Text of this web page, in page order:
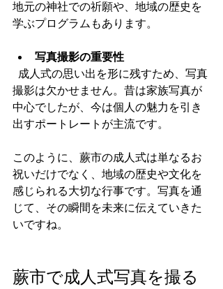
地元の神社での祈願や、地域の歴史を
学ぶプログラムもあります。
写真撮影の重要性
撮影は欠かせません。昔は家族写真が
中心でしたが、今は個人の魅力を引き
出すポートレートが主流です。
このように、蕨市の成人式は単なるお
祝いだけでなく、地域の歴史や文化を
感じられる大切な行事です。写真を通
じて、その瞬間を未来に伝えていきた
いですね。
蕨市で成人式写真を撮る